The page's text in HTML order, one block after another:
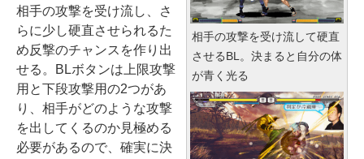
相手の攻撃を受け流して硬直
させるBL。決まると自分の体
が青く光る
相手の攻撃を受け流し、さ
らに少し硬直させられるた
め反撃のチャンスを作り出
せる。BLボタンは上限攻撃
用と下段攻撃用の2つがあ
り、相手がどのような攻撃
を出してくるのか見極める
必要があるので、確実に決